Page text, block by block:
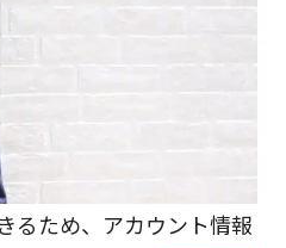
るため、アカウント情報